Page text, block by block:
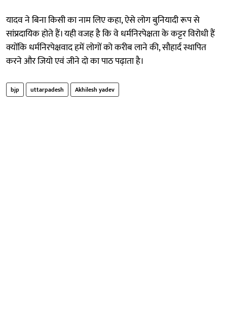
यादव ने बिना किसी का नाम लिए कहा, ऐसे लोग बुनियादी रूप से
सांप्रदायिक होते हैं। यही वजह है कि वे धर्मनिरपेक्षता के कट्टर विरोधी हैं
क्योंकि धर्मनिरपेक्षवाद हमें लोगों को करीब लाने की, सौहार्द स्थापित
करने और जियो एवं जीने दो का पाठ पढ़ाता है।
bjp uttarpadesh Akhilesh yadev